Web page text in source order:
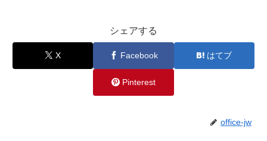
シェアする
X Facebook はてブ
Pinterest
office-jw